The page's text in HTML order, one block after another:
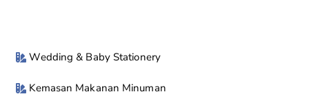
Wedding & Baby Stationery
Kemasan Makanan Minuman